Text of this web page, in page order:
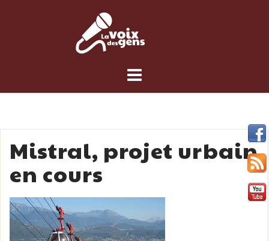
Mistral, projet urbain
en cours